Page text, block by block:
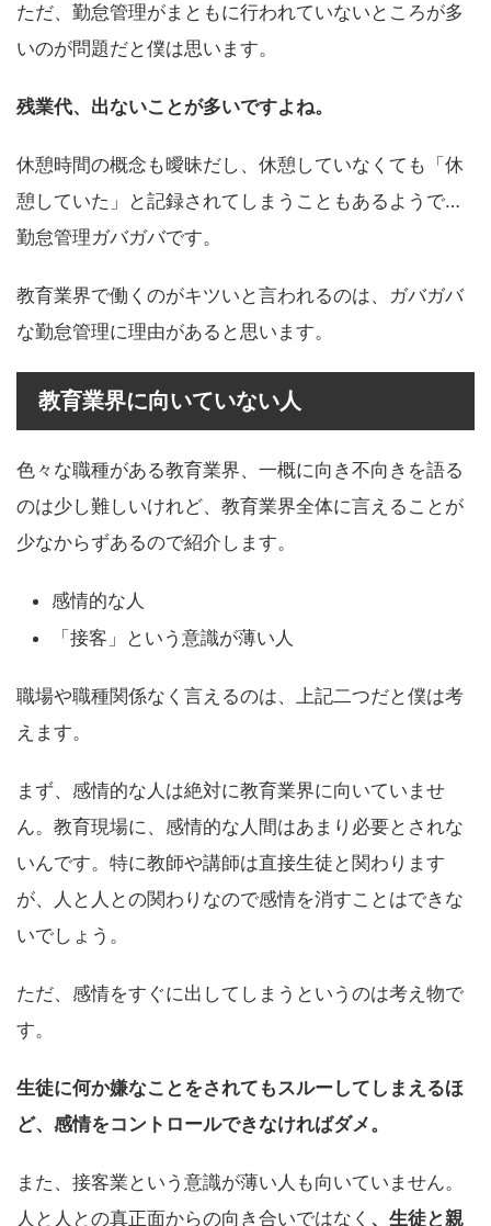
ただ、勤怠管理がまともに行われていないところが多
いのが問題だと僕は思います。
残業代、出ないことが多いですよね。
休憩時間の概念も曖昧だし、休憩していなくても「休
憩していた」と記録されてしまうこともあるようで…
勤怠管理ガバガバです。
教育業界で働くのがキツいと言われるのは、ガバガバ
な勤怠管理に理由があると思います。
教育業界に向いていない人
色々な職種がある教育業界、一概に向き不向きを語る
のは少し難しいけれど、教育業界全体に言えることが
少なからずあるので紹介します。
感情的な人
「接客」という意識が薄い人
職場や職種関係なく言えるのは、上記二つだと僕は考
えます。
まず、感情的な人は絶対に教育業界に向いていませ
ん。教育現場に、感情的な人間はあまり必要とされな
いんです。特に教師や講師は直接生徒と関わります
が、人と人との関わりなので感情を消すことはできな
いでしょう。
ただ、感情をすぐに出してしまうというのは考え物で
す。
生徒に何か嫌なことをされてもスルーしてしまえるほ
ど、感情をコントロールできなければダメ。
また、接客業という意識が薄い人も向いていません。
人と人との真正面からの向き合いではなく 、生徒と親